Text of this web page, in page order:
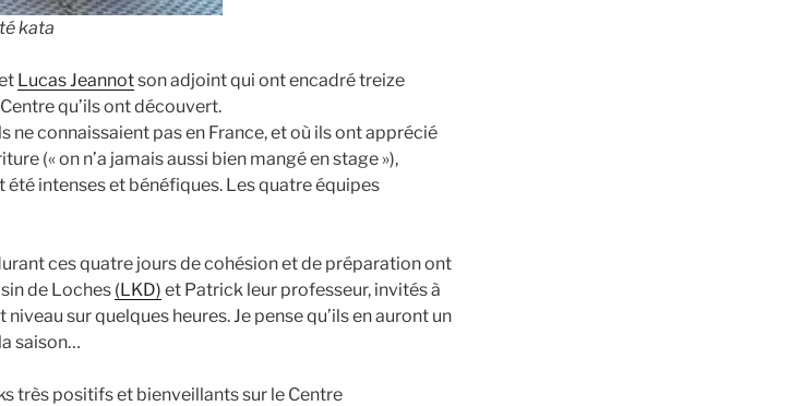
kata
Lucas Jeannotson adjoint qui ont encadré treize
qu’ils ont découvert.
ne connaissaient pas en France, et où ils ont apprécié
(« on n’a jamais aussi bien mangé en stage »),
été intenses et bénéfiques. Les quatre équipes
ces quatre jours de cohésion et de préparation ont
de Loches (LKD) et Patrick leur professeur, invités à
sur quelques heures. Je pense qu’ils en auront un
saison…
très positifs et bienveillants sur le Centre